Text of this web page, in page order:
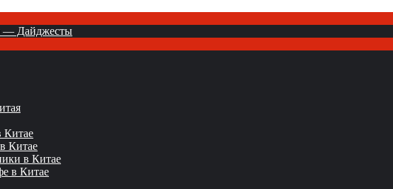
— Дайджесты
Китае
Китае
в Китае
в Китае